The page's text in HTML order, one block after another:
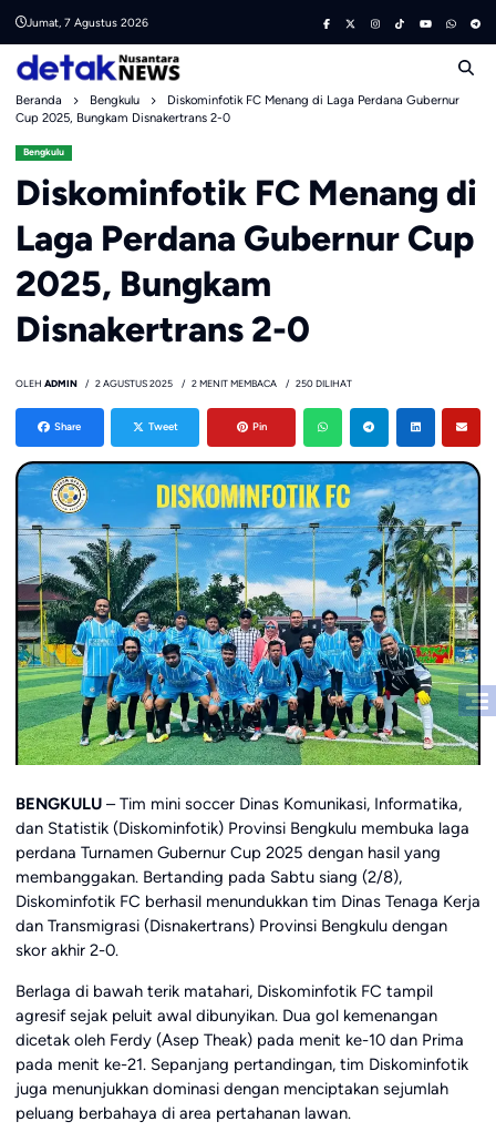
content
Jumat, 7 Agustus 2026
Beranda Bengkulu
Diskominfotik FC Menang di Laga Perdana Gubernur
Cup 2025, Bungkam Disnakertrans 2-0
Bengkulu
Diskominfotik FC Menang di
Laga Perdana Gubernur Cup
2025, Bungkam
Disnakertrans 2-0
OLEH ADMIN 2 AGUSTUS 2025 2 MENIT MEMBACA 250 DILIHAT
Share Tweet Pin
BENGKULU– Tim mini soccer Dinas Komunikasi, Informatika,
dan Statistik (Diskominfotik) Provinsi Bengkulu membuka laga
perdana Turnamen Gubernur Cup 2025 dengan hasil yang
membanggakan. Bertanding pada Sabtu siang (2/8),
Diskominfotik FC berhasil menundukkan tim Dinas Tenaga Kerja
dan Transmigrasi (Disnakertrans) Provinsi Bengkulu dengan
skor akhir 2-0.
Berlaga di bawah terik matahari, Diskominfotik FC tampil
agresif sejak peluit awal dibunyikan. Dua gol kemenangan
dicetak oleh Ferdy (Asep Theak) pada menit ke-10 dan Prima
pada menit ke-21. Sepanjang pertandingan, tim Diskominfotik
juga menunjukkan dominasi dengan menciptakan sejumlah
peluang berbahaya di area pertahanan lawan.